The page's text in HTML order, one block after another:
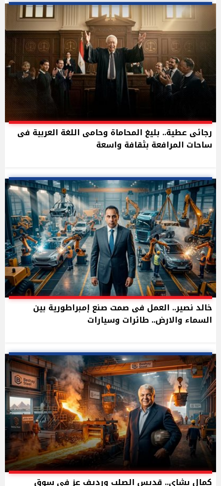
رجائى عطية.. بليغ المحاماة وحامى اللغة العربية فى
ساحات المرافعة بثقافة واسعة
خالد نصير.. العمل فى صمت صنع إمبراطورية بين
السماء والارض.. طائرات وسيارات
كمال بشاي.. قديس الصلب ورديف عز في سوق